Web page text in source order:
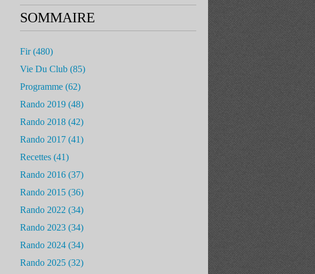
SOMMAIRE
Fir(480)
Vie Du Club (85)
Programme (62)
Rando 2019 (48)
Rando 2018 (42)
Rando 2017 (41)
Recettes (41)
Rando 2016 (37)
Rando 2015 (36)
Rando 2022 (34)
Rando 2023 (34)
Rando 2024 (34)
Rando 2025 (32)